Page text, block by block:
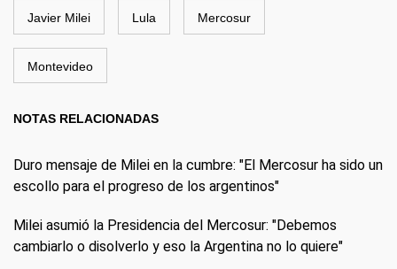
Javier Milei Lula Mercosur
Montevideo
NOTAS RELACIONADAS
Duro mensaje de Milei en la cumbre: "El Mercosur ha sido un
escollo para el progreso de los argentinos"
Milei asumió la Presidencia del Mercosur: "Debemos
cambiarlo o disolverlo y eso la Argentina no lo quiere"